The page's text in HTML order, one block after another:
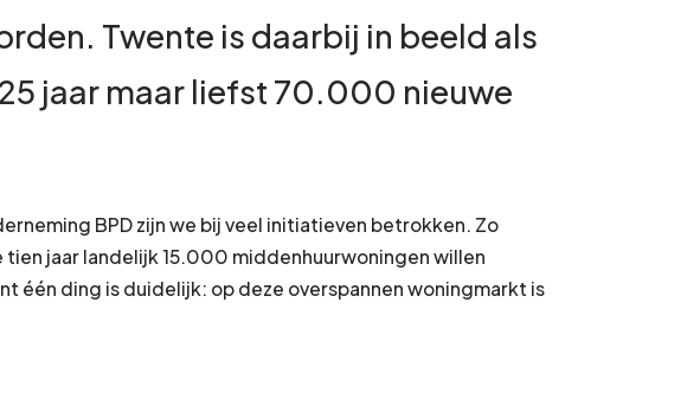
Twente is daarbij in beeld als
jaar maar liefst 70.000 nieuwe
BPD zijn we bij veel initiatieven betrokken. Zo
jaar landelijk 15.000 middenhuurwoningen willen
één ding is duidelijk: op deze overspannen woningmarkt is